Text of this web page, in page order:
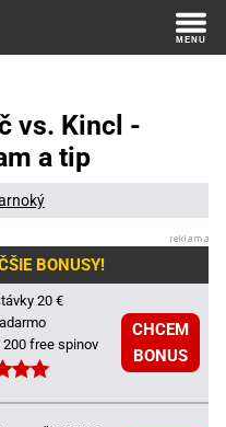
vs. Kincl -
a tip
BONUSY!
20 €
200 free spinov
CHCEM
BONUS